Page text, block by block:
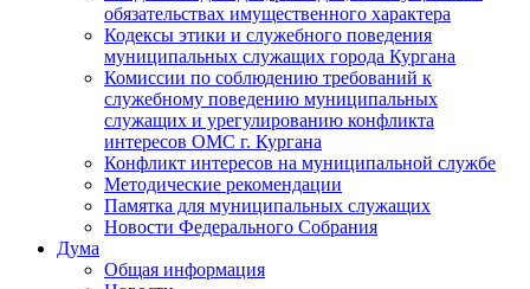
обязательствах имущественного характера
Кодексы этики и служебного поведения
муниципальных служащих города Кургана
Комиссии по соблюдению требований к
служебному поведению муниципальных
служащих и урегулированию конфликта
интересов ОМС г. Кургана
Конфликт интересов на муниципальной службе
Методические рекомендации
Памятка для муниципальных служащих
Новости Федерального Cобрания
Дума
Общая информация